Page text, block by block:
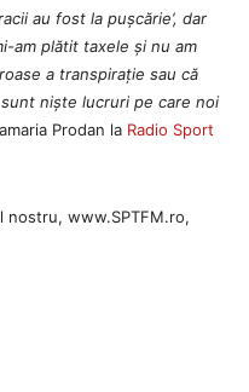
au fost la pușcărie’, dar
am plătit taxele și nu am
a transpirație sau că
niște lucruri pe care noi
Prodan la Radio Sport
www.SPTFM.ro,